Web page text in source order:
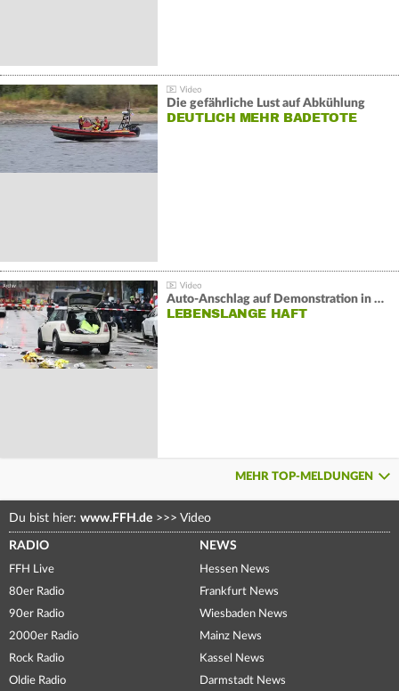
Die gefährliche Lust auf Abkühlung
DEUTLICH MEHR BADETOTE
Auto-Anschlag auf Demonstration in München:
LEBENSLANGE HAFT
MEHR TOP-MELDUNGEN
Du bist hier: www.FFH.de >>> Video
RADIO
FFH Live
80er Radio
90er Radio
2000er Radio
Rock Radio
Oldie Radio
NEWS
Hessen News
Frankfurt News
Wiesbaden News
Mainz News
Kassel News
Darmstadt News